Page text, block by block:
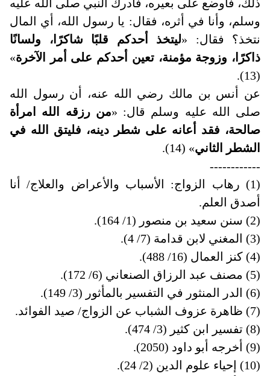
ذلك، فأوضع على بعيره، فأدرك النبي صلى الله عليه
وسلم، وأنا في أثره، فقال: يا رسول الله، أي المال
نتخذ؟ فقال: «ليتخذ أحدكم قلبًا شاكرًا، ولسانًا
ذاكرًا، وزوجة مؤمنة، تعين أحدكم على أمر الآخرة»
(13).
عن أنس بن مالك رضي الله عنه، أن رسول الله
صلى الله عليه وسلم قال: «من رزقه الله امرأة
صالحة، فقد أعانه على شطر دينه، فليتق الله في
الشطر الثاني» (14).
------------
(1) رهاب الزواج: الأسباب والأعراض والعلاج/ أنا
أصدق العلم.
(2) سنن سعيد بن منصور (1/ 164).
(3) المغني لابن قدامة (7/ 4).
(4) كنز العمال (16/ 488).
(5) مصنف عبد الرزاق الصنعاني (6/ 172).
(6) الدر المنثور في التفسير بالمأثور (3/ 149).
(7) ظاهرة عزوف الشباب عن الزواج/ صيد الفوائد.
(8) تفسير ابن كثير (3/ 474).
(9) أخرجه أبو داود (2050).
(10) إحياء علوم الدين (2/ 24).